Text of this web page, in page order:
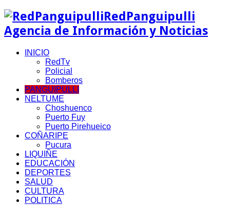
RedPanguipulli
Agencia de Información y Noticias
INICIO
RedTv
Policial
Bomberos
PANGUIPULLI
NELTUME
Choshuenco
Puerto Fuy
Puerto Pirehueico
COÑARIPE
Pucura
LIQUIÑE
EDUCACIÓN
DEPORTES
SALUD
CULTURA
POLITICA